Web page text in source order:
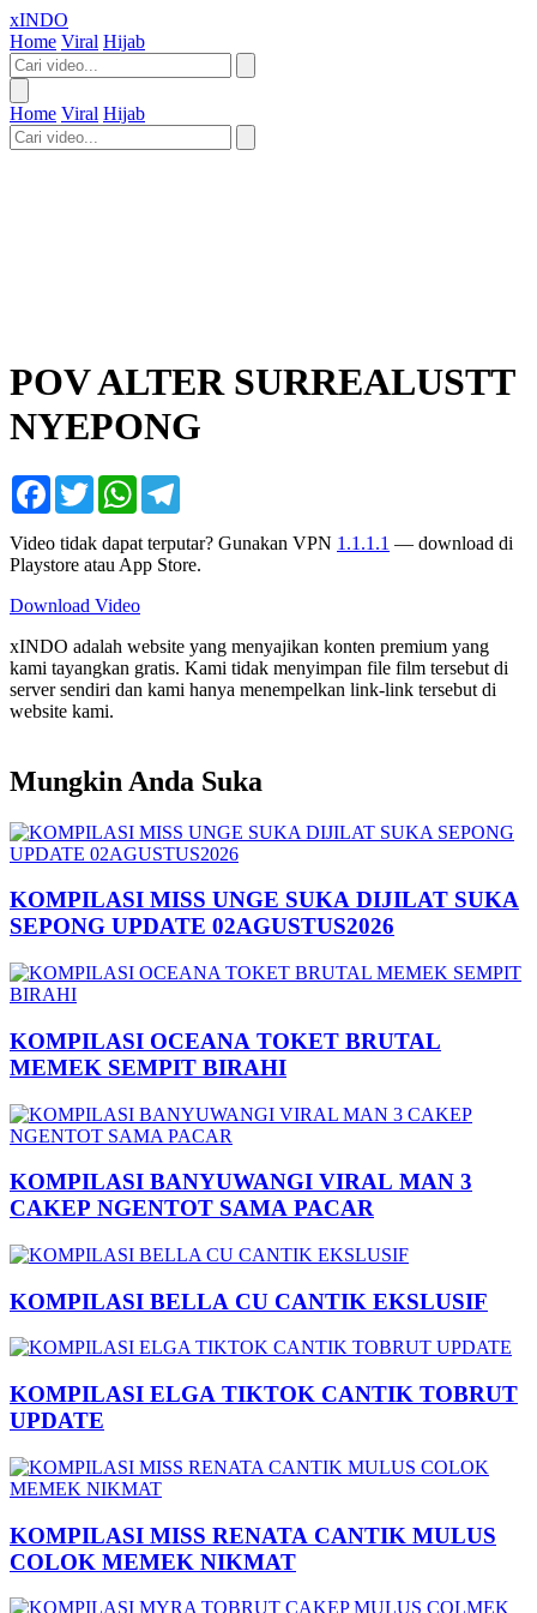
xINDO
Home Viral Hijab
Home Viral Hijab
POV ALTER SURREALUSTT
NYEPONG
Facebook
TwitterWhatsApp
Video tidak dapat terputar? Gunakan VPN 1.1.1.1 — download di
Playstore atau App Store.
Download Video
xINDO adalah website yang menyajikan konten premium yang
kami tayangkan gratis. Kami tidak menyimpan file film tersebut di
server sendiri dan kami hanya menempelkan link-link tersebut di
website kami.
Mungkin Anda Suka
KOMPILASI MISS UNGE SUKA DIJILAT SUKA
SEPONG UPDATE 02AGUSTUS2026
KOMPILASI OCEANA TOKET BRUTAL
MEMEK SEMPIT BIRAHI
KOMPILASI BANYUWANGI VIRAL MAN 3
CAKEP NGENTOT SAMA PACAR
KOMPILASI BELLA CU CANTIK EKSLUSIF
KOMPILASI ELGA TIKTOK CANTIK TOBRUT
UPDATE
KOMPILASI MISS RENATA CANTIK MULUS
COLOK MEMEK NIKMAT